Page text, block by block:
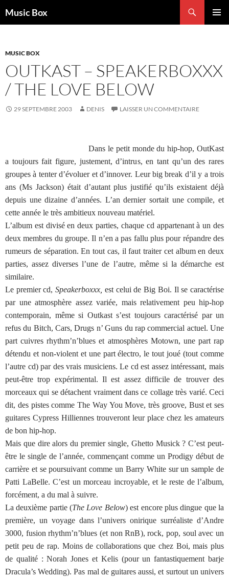
auMusic Box
MUSIC BOX
OUTKAST – SPEAKERBOXXX
/ THE LOVE BELOW
29 SEPTEMBRE 2003 DENIS LAISSER UN COMMENTAIRE
Dans le petit monde du hip-hop, OutKast
a toujours fait figure, justement, d’intrus, en tant qu’un des rares
groupes à tenter d’évoluer et d’innover. Leur big break d’il y a trois
ans (Ms Jackson) était d’autant plus justifié qu’ils existaient déjà
depuis une dizaine d’années. L’an dernier sortait une compile, et
cette année le très ambitieux nouveau matériel.
L’album est divisé en deux parties, chaque cd appartenant à un des
deux membres du groupe. Il n’en a pas fallu plus pour répandre des
rumeurs de séparation. En tout cas, il faut traiter cet album en deux
parties, assez diverses l’une de l’autre, même si la démarche est
similaire.
Le premier cd,Speakerboxxx, est celui de Big Boi. Il se caractérise
par une atmosphère assez variée, mais relativement peu hip-hop
contemporain, même si Outkast s’est toujours caractérisé par un
refus du Bitch, Cars, Drugs n’ Guns du rap commercial actuel. Une
part cuivres rhythm’n’blues et atmosphères Motown, une part rap
détendu et non-violent et une part électro, le tout joué (tout comme
l’autre cd) par des vrais musiciens. Le cd est assez intéressant, mais
peut-être trop expérimental. Il est assez difficile de trouver des
morceaux qui se détachent vraiment dans ce collage très varié. Ceci
dit, des pistes comme The Way You Move, très groove, Bust et ses
guitares Cypress Hilliennes trouveront leur place chez les amateurs
de bon hip-hop.
Mais que dire alors du premier single, Ghetto Musick ? C’est peut-
être le single de l’année, commençant comme un Prodigy début de
carrière et se poursuivant comme un Barry White sur un sample de
Patti LaBelle. C’est un morceau incroyable, et le reste de l’album,
forcément, a du mal à suivre.
La deuxième partie (The Love Below) est encore plus dingue que la
première, un voyage dans l’univers onirique surréaliste d’Andre
3000, fusion rhythm’n’blues (et non RnB), rock, pop, soul avec un
petit peu de rap. Moins de collaborations que chez Boi, mais plus
de qualité : Norah Jones et Kelis (pour un fantastiquement barje
Dracula’s Wedding). Pas mal de guitares aussi, et surtout un univers